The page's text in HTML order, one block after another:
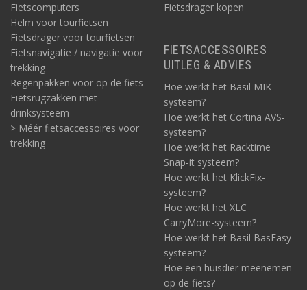
Fietscomputers
Helm voor tourfietsen
Fietsdrager voor tourfietsen
Fietsnavigatie / navigatie voor
trekking
Regenpakken voor op de fiets
Fietsrugzakken met
drinksysteem
> Méér fietsaccessoires voor
trekking
Fietsdrager kopen
FIETSACCESSOIRES
UITLEG & ADVIES
Hoe werkt het Basil MIK-
systeem?
Hoe werkt het Cortina AVS-
systeem?
Hoe werkt het Racktime
Snap-it systeem?
Hoe werkt het KlickFix-
systeem?
Hoe werkt het XLC
CarryMore-systeem?
Hoe werkt het Basil BasEasy-
systeem?
Hoe een huisdier meenemen
op de fiets?